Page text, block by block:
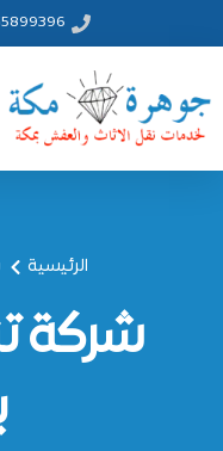
الرئيسية
شركة